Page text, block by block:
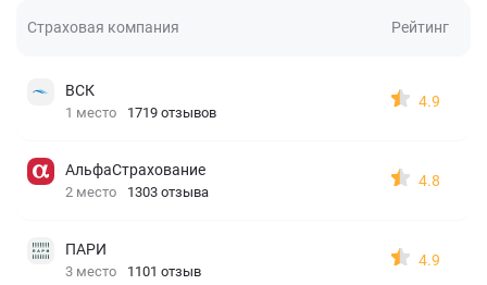
Страховая компания Рейтинг
ВСК
1 место 1719 отзывов
4.9
АльфаСтрахование
2 место 1303 отзыва
4.8
ПАРИ
3 место 1101 отзыв
4.9